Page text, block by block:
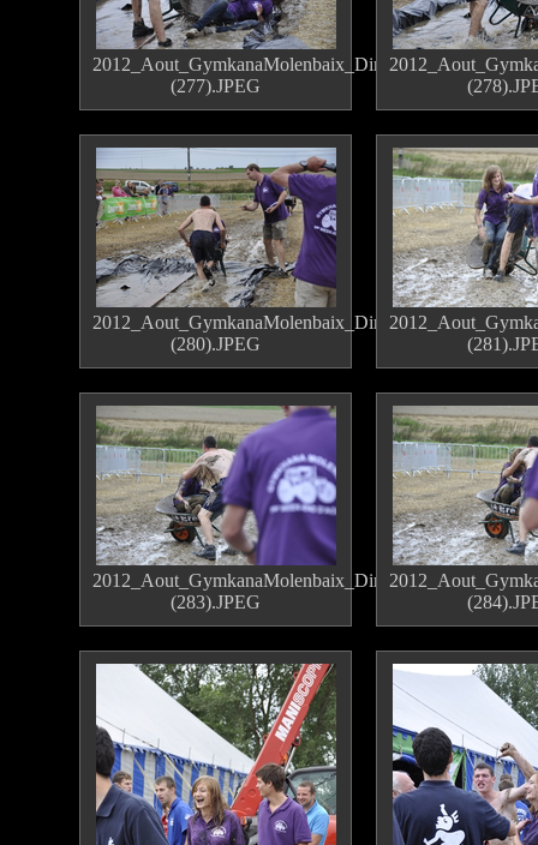
2012_Aout_GymkanaMolenbaix_Dimanche
(277).JPEG
2012_Aout_GymkanaMolenbaix_Dimanche
(280).JPEG
2012_Aout_GymkanaMolenbaix_Dimanche
(283).JPEG